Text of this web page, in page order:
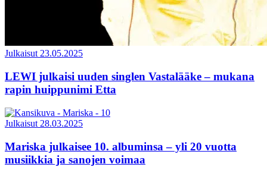
Julkaisut 23.05.2025
LEWI julkaisi uuden singlen Vastalääke – mukana
rapin huippunimi Etta
Julkaisut 28.03.2025
Mariska julkaisee 10. albuminsa – yli 20 vuotta
musiikkia ja sanojen voimaa